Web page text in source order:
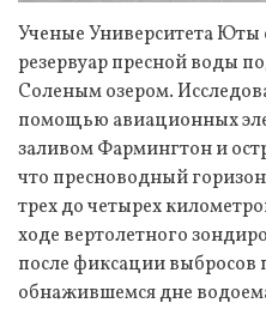
Ученые Университета
резервуар пресной воды
Соленым озером.
помощью авиационных
заливом Фармингтон и
что пресноводный
трех до четырех
ходе вертолетного
после фиксации выбросов
обнажившемся дне